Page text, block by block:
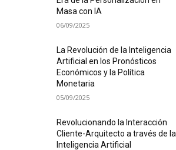
Masa con IA
06/09/2025
La Revolución de la Inteligencia
Artificial en los Pronósticos
Económicos y la Política
Monetaria
05/09/2025
Revolucionando la Interacción
Cliente-Arquitecto a través de la
Inteligencia Artificial